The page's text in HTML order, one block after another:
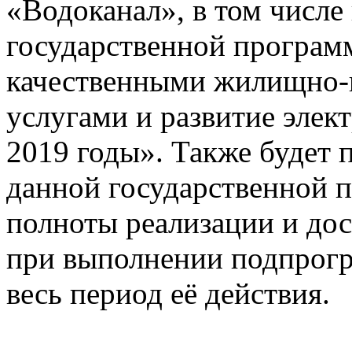
«Водоканал», в том
государственной
качественными
услугами и развитие
2019 годы». Также будет
данной государственной
полноты реализации и
при выполнении
весь период её действия.